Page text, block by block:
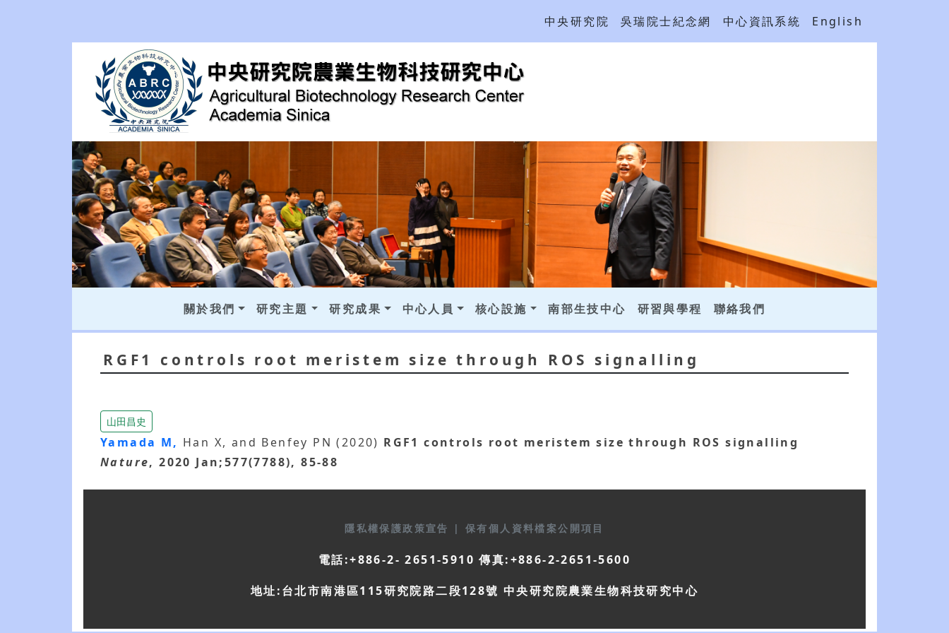
中央研究院 吳瑞院士紀念網 中心資訊系統 English
關於我們 研究主題 研究成果 中心人員 核心設施 南部生技中心 研習與學程 聯絡我們
RGF1 controls root meristem size through ROS signalling
山田昌史
Yamada M, Han X, and Benfey PN (2020) RGF1 controls root meristem size through ROS signalling
Nature, 2020 Jan;577(7788), 85-88
隱私權保護政策宣告 | 保有個人資料檔案公開項目
電話:+886-2- 2651-5910 傳真:+886-2-2651-5600
地址:台北市南港區115研究院路二段128號 中央研究院農業生物科技研究中心